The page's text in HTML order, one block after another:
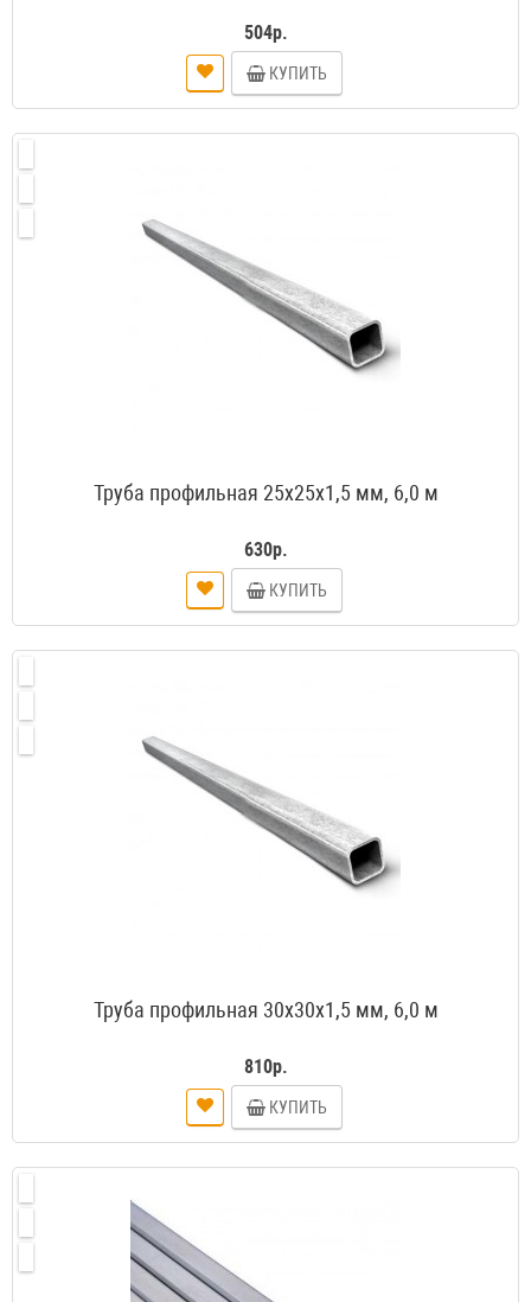
504р.
КУПИТЬ
Труба профильная 25х25х1,5 мм, 6,0 м
630р.
КУПИТЬ
Труба профильная 30х30х1,5 мм, 6,0 м
810р.
КУПИТЬ